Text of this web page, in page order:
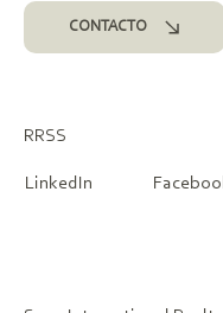
RRSS
LinkedIn
CONTACTO